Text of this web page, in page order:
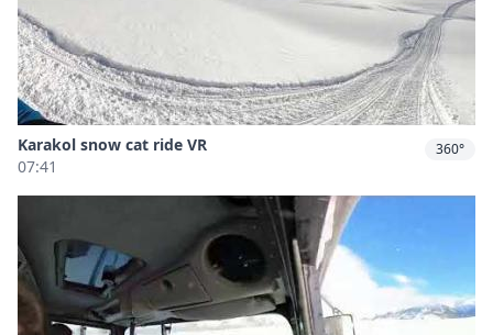
Karakol snow cat ride VR
07:41
360°